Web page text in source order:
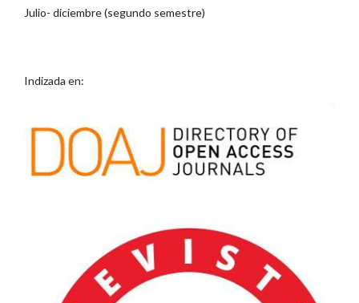
Julio- diciembre (segundo semestre)
Indizada en: